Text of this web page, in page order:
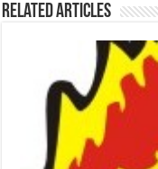
Related Articles